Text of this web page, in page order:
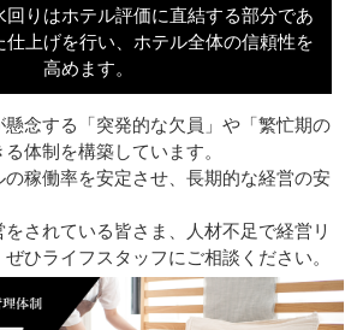
回りはホテル評価に直結する部分であ
仕上げを行い、ホテル全体の信頼性を
高めます。
懸念する「突発的な欠員」や「繁忙期の
体制を構築しています。
の稼働率を安定させ、長期的な経営の安
されている皆さま、人材不足で経営リ
ひライフスタッフにご相談ください。